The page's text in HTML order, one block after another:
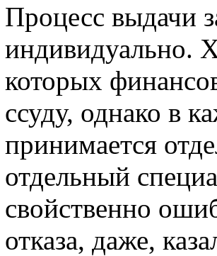
Процесс выдачи
индивидуально.
которых
ссуду, однако в
принимается
отдельный
свойственно
отказа, даже,